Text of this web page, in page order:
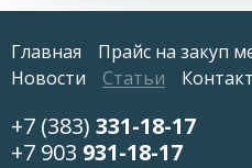
Главная Прайс на закуп
Новости
Статьи
+7 (383) 331-18-17
+7 903 931-18-17